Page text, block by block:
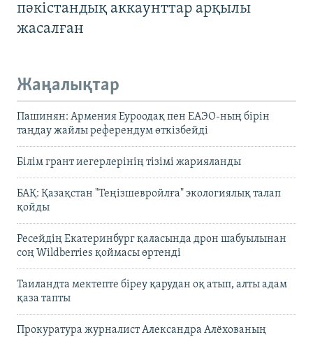
пәкістандық аккаунттар арқылы
жасалған
Жаңалықтар
Пашинян: Армения Еуроодақ пен ЕАЭО-ның бірін
таңдау жайлы референдум өткізбейді
Білім грант иегерлерінің тізімі жарияланды
БАҚ: Қазақстан "Теңізшевройлға" экологиялық талап
қойды
Ресейдің Екатеринбург қаласында дрон шабуылынан
соң Wildberries қоймасы өртенді
Таиландта мектепте біреу қарудан оқ атып, алты адам
қаза тапты
Прокуратура журналист Александра Алёхованың